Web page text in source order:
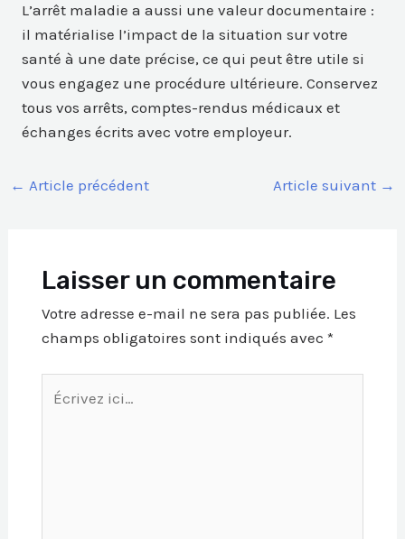
L’arrêt maladie a aussi une valeur documentaire :
il matérialise l’impact de la situation sur votre
santé à une date précise, ce qui peut être utile si
vous engagez une procédure ultérieure. Conservez
tous vos arrêts, comptes-rendus médicaux et
échanges écrits avec votre employeur.
← Article précédent Article suivant →
Laisser un commentaire
Votre adresse e-mail ne sera pas publiée. Les
champs obligatoires sont indiqués avec *
ici…